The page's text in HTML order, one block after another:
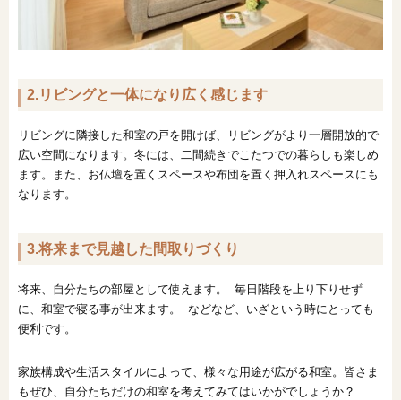
2.リビングと一体になり広く感じます
リビングに隣接した和室の戸を開けば、リビングがより一層開放的で
広い空間になります。冬には、二間続きでこたつでの暮らしも楽しめ
ます。また、お仏壇を置くスペースや布団を置く押入れスペースにも
なります。
3.将来まで見越した間取りづくり
将来、自分たちの部屋として使えます。 毎日階段を上り下りせず
に、和室で寝る事が出来ます。 などなど、いざという時にとっても
便利です。
家族構成や生活スタイルによって、様々な用途が広がる和室。皆さま
もぜひ、自分たちだけの和室を考えてみてはいかがでしょうか？